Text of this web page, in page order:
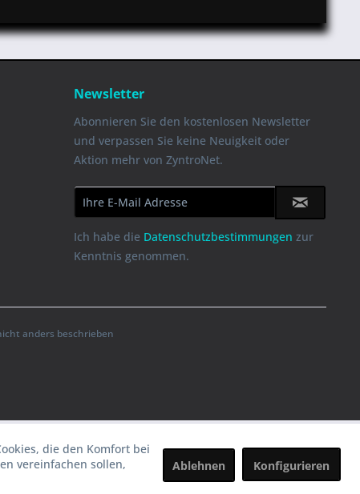
Newsletter
Abonnieren Sie den kostenlosen Newsletter
und verpassen Sie keine Neuigkeit oder
Aktion mehr von ZyntroNet.
Ich habe die Datenschutzbestimmungen zur
Kenntnis genommen.
anders beschrieben
die den Komfort bei
vereinfachen sollen,
Ablehnen Konfigurieren